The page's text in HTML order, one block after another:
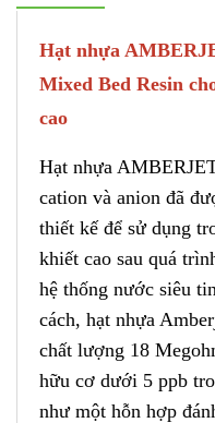
Hạt nhựa
Mixed Bed Resin
cao
Hạt nhựa
cation và anion đã
thiết kế để sử dụng
khiết cao sau quá trìn
hệ thống nước siêu
cách, hạt nhựa
chất lượng 18
hữu cơ dưới 5 ppb
như một hỗn hợp